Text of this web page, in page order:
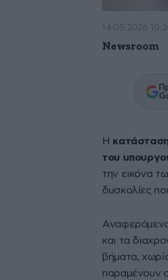
14·05·2026
Newsroom
Η
του
την εικόνα
δυσκολίες
και τα
βήματα,
παραμένουν